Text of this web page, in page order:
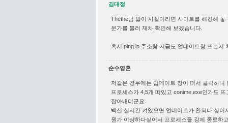
김대정
Thethe님 말이 사실이라면 사이트를 해킹해
문가를 불러 재차 확인해 보겠습니다.
혹시 ping ip 주소랑 지금도 업데이트창 뜨는지
순수영혼
저같은 경우에는 업데이트 창이 떠서 클릭하
프로세스가 4,5개 떠있고 conime.exe인가도
잡아내더군요.
백신 실시간 켜있으면 업데이트가 안되나 싶
뭔가 이상하다싶어서 프로세스들 강제 종료하